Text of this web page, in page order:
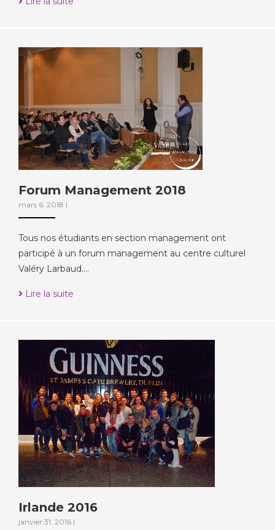
Forum Management 2018
mars 6, 2018 |
Tous nos étudiants en section management ont
participé à un forum management au centre culturel
Valéry Larbaud….
Lire la suite
Irlande 2016
janvier 31, 2016 |